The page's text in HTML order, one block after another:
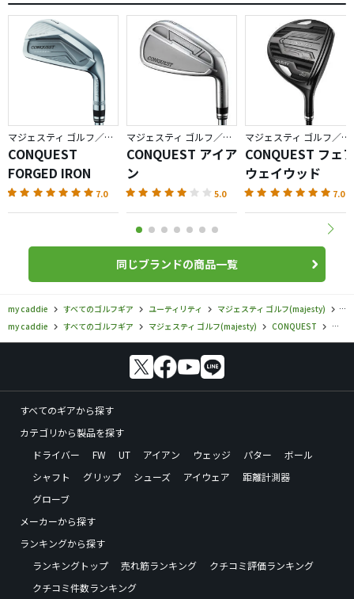
マジェスティ ゴルフ／CONQUEST
CONQUEST
FORGED IRON
7.0
マジェスティ ゴルフ／CONQUEST
CONQUEST アイア
ン
5.0
マジェスティ ゴルフ／CONQUEST
CONQUEST フェ
ウェイウッド
7.0
同じブランドの商品一覧
my caddie すべてのゴルフギア ユーティリティ マジェスティ ゴルフ(majesty)
my caddie
すべてのゴルフギア マジェスティ ゴルフ(majesty) CONQUEST マジ
すべてのギアから探す
カテゴリから製品を探す
ドライバー
FW UT アイアン ウェッジ パター
ボール
シャフト
グリップ シューズ アイウェア
距離計測器
グローブ
メーカーから探す
ランキングから探す
ランキングトップ
売れ筋ランキング
クチコミ評価ランキング
クチコミ件数ランキング